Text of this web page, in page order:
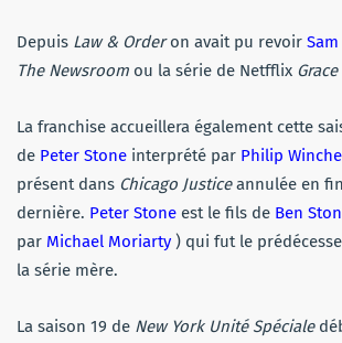
Depuis Law & Orderon avait pu revoir
The Newsroom ou la série de Netfflix
La franchise accueillera également cette
de Peter Stone interprété par Philip
présent dans Chicago Justiceannulée en
dernière. Peter Stone est le fils de Ben
par Michael Moriarty ) qui fut le
la série mère.
La saison 19 de New York Unité Spéciale